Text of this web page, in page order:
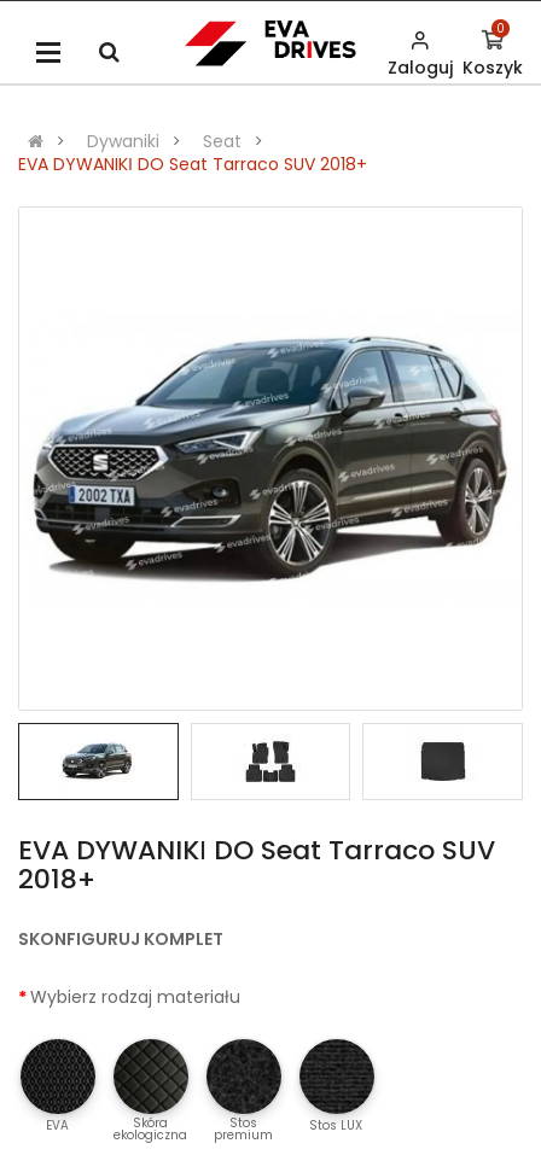
Zaloguj Koszyk
0
Dywaniki
Seat
EVA DYWANIKІ DO Seat Tarraco SUV 2018+
EVA DYWANIKІ DO Seat Tarraco SUV
2018+
SKONFIGURUJ KOMPLET
Wybierz rodzaj materiału
EVA Skóra
ekologiczna
Stos
premium
Stos LUX